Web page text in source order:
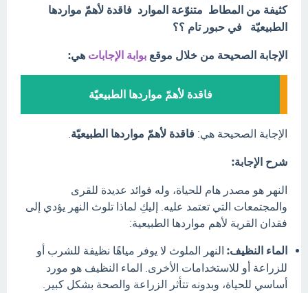
كثيفة من المطاط متنوّعة الموارد فاقدة لأهمّ مواردها
الطبيعيّة في حبور تام ؟؟
الإجابة الصحيحة من خلال موقع بوابة الإجابات هي:
فاقدة لأهمّ مواردها الطبيعيّة
الإجابة الصحيحة هي: فاقدة لأهمّ مواردها الطبيعيّة
شرح الإجابة:
النهر هو مصدر هام للحياة، وله فوائد عديدة للقرى
والمجتمعات التي تعتمد عليه. إليكِ لماذا تلوث النهر يؤدي إلى
فقدان القرية لأهم مواردها الطبيعية:
الماء النظيف: النهر الملوث لا يوفر مياهًا نظيفة للشرب أو
للزراعة أو للاستخدامات الأخرى. الماء النظيف هو مورد
أساسي للحياة، وبدونه تتأثر الزراعة والصحة بشكل كبير.